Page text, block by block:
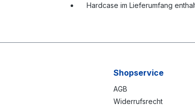
Hardcase im Lieferumfang
Shopservice
AGB
Widerrufsrecht